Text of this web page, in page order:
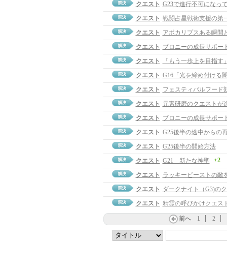
クエスト G23で進行不可になっ
クエスト 戦闘占星戦術支援の第
クエスト アポカリプスある瞬間
クエスト ブロニーの成長サポー
クエスト
「もう一歩上を目指す
クエスト G16「光を締め付ける
クエスト フェスティバルフード
クエスト 元素研磨のクエストが
クエスト ブロニーの成長サポ
クエスト G25後半の途中からの
クエスト G25後半の開始方法
クエスト G21 新たな神聖 +2
クエスト ラッキービーストの敵
クエスト ダークナイト（G3)の
クエスト 精霊の呼びかけクエス
前へ 1 2